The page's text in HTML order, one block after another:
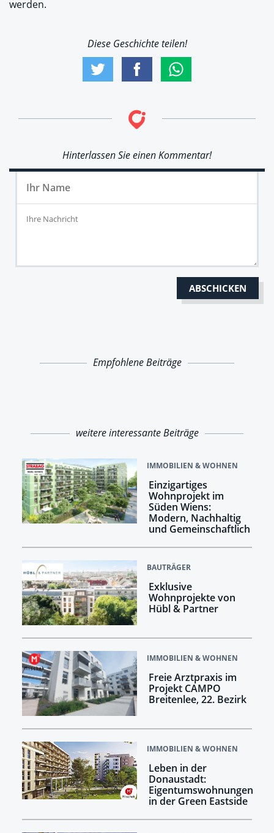
werden.
Diese Geschichte teilen!
Hinterlassen Sie einen Kommentar!
Empfohlene Beiträge
weitere interessante Beiträge
IMMOBILIEN & WOHNEN
Einzigartiges
Wohnprojekt im
Süden Wiens:
Modern, Nachhaltig
und Gemeinschaftlich
BAUTRÄGER
Exklusive
Wohnprojekte von
Hübl & Partner
IMMOBILIEN & WOHNEN
Freie Arztpraxis im
Projekt CAMPO
Breitenlee, 22. Bezirk
IMMOBILIEN & WOHNEN
Leben in der
Donaustadt:
Eigentumswohnungen
in der Green Eastside